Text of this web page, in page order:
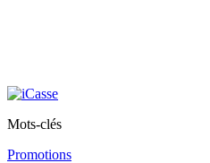
Mots-clés
Promotions